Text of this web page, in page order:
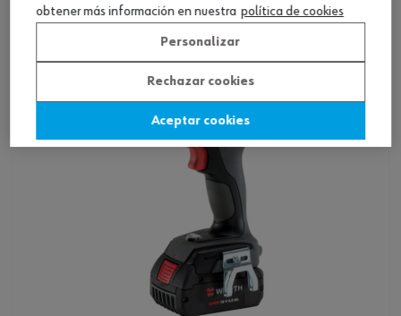
Ver producto
obtener más información en nuestra política de cookies
Personalizar
Rechazar cookies
Aceptar cookies